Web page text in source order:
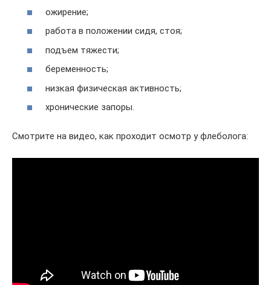
ожирение;
работа в положении сидя, стоя;
подъем тяжести;
беременность;
низкая физическая активность;
хронические запоры.
Смотрите на видео, как проходит осмотр у флеболога: